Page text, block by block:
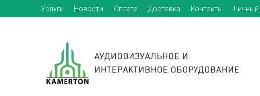
Услуги Новости Оплата Доставка Контакты Личный